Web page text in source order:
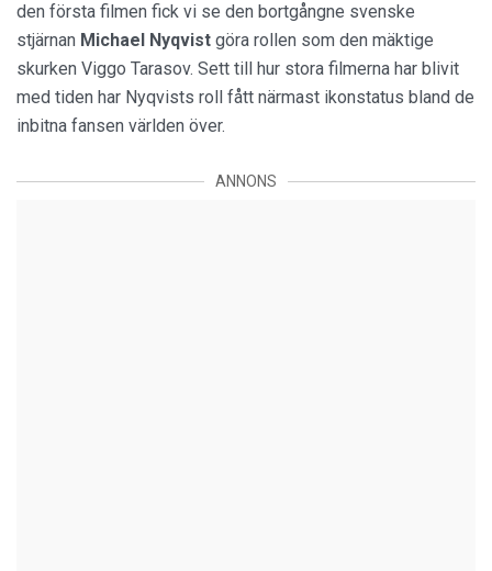
den första filmen fick vi se den bortgångne svenske
stjärnan Michael Nyqvist göra rollen som den mäktige
skurken Viggo Tarasov. Sett till hur stora filmerna har blivit
med tiden har Nyqvists roll fått närmast ikonstatus bland de
inbitna fansen världen över.
ANNONS